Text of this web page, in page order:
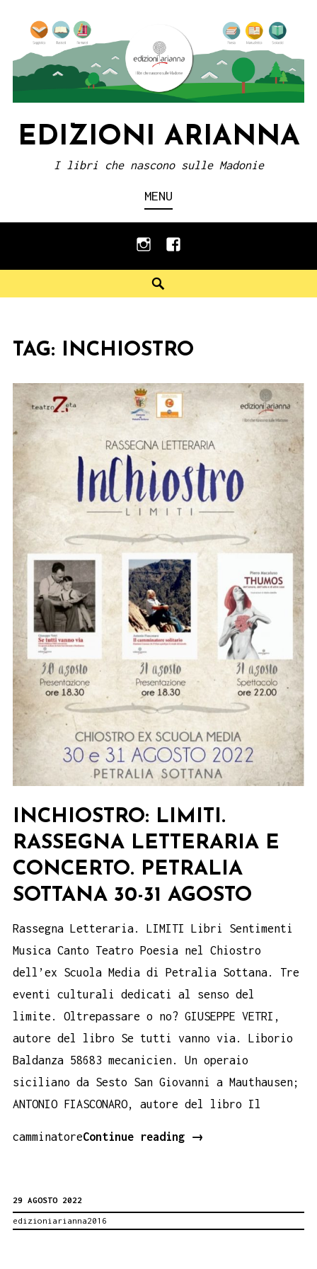
content
EDIZIONI ARIANNA
I libri che nascono sulle Madonie
MENU
instagramfacebook
TAG: INCHIOSTRO
INCHIOSTRO: LIMITI.
RASSEGNA LETTERARIA E
CONCERTO. PETRALIA
SOTTANA 30-31 AGOSTO
Rassegna Letteraria. LIMITI Libri Sentimenti
Musica Canto Teatro Poesia nel Chiostro
dell’ex Scuola Media di Petralia Sottana. Tre
eventi culturali dedicati al senso del
limite. Oltrepassare o no? GIUSEPPE VETRI,
autore del libro Se tutti vanno via. Liborio
Baldanza 58683 mecanicien. Un operaio
siciliano da Sesto San Giovanni a Mauthausen;
ANTONIO FIASCONARO, autore del libro Il
camminatoreContinue reading
InChiostro:
→
29 AGOSTO 2022
edizioniarianna2016